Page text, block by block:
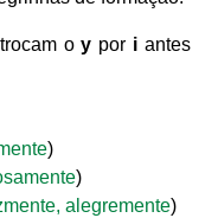
oy por iantes
)
)
alegremente)